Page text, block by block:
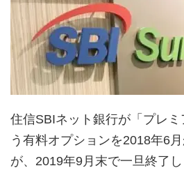
住信SBIネット銀行が「プレ
う有料オプションを2018年6
が、2019年9月末で一旦終了し